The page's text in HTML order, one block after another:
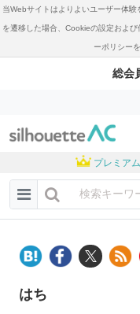
当Webサイトはよりよいユーザー体
を遷移した場合、Cookieの設定およ
ーポリシー
総会
プレミア
はち